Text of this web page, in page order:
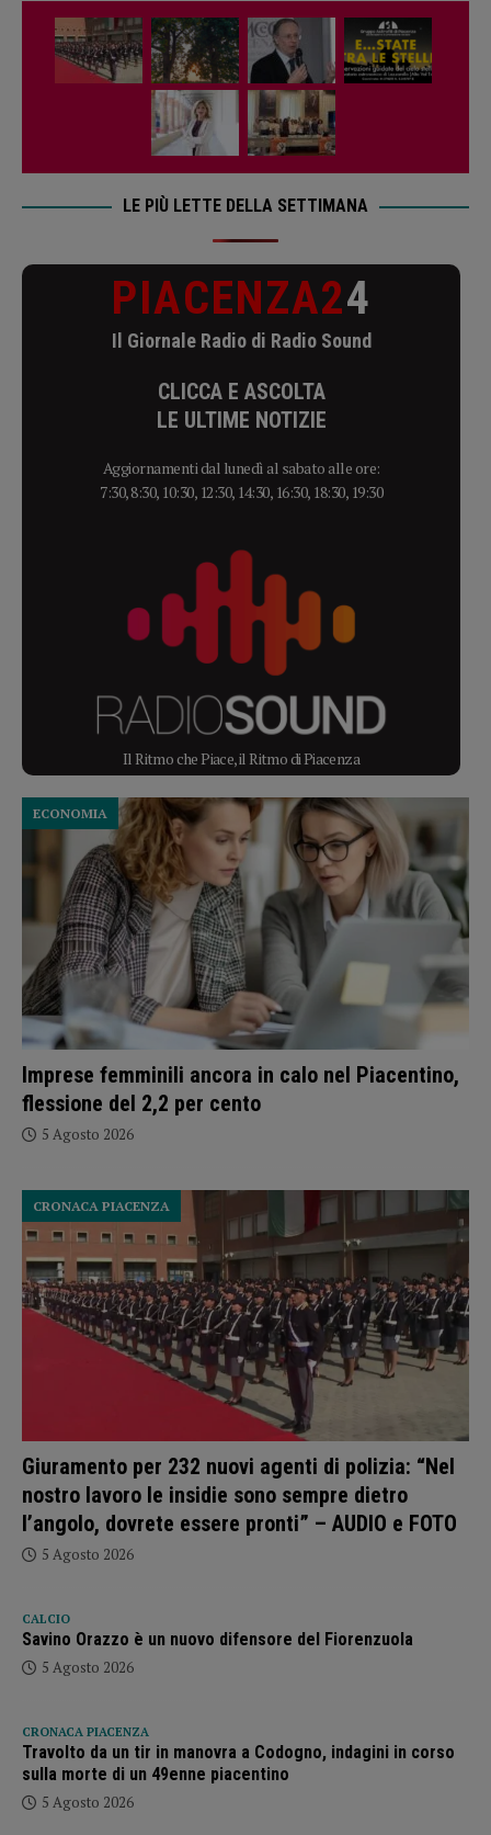
LE PIÙ LETTE DELLA SETTIMANA
PIACENZA24
Il Giornale Radio di Radio Sound
CLICCA E ASCOLTA
LE ULTIME NOTIZIE
Aggiornamenti dal lunedì al sabato alle ore:
7:30, 8:30, 10:30, 12:30, 14:30, 16:30, 18:30, 19:30
Il Ritmo che Piace, il Ritmo di Piacenza
Imprese femminili ancora in calo nel Piacentino,
flessione del 2,2 per cento
ECONOMIA
5 Agosto 2026
Giuramento per 232 nuovi agenti di polizia: “Nel
nostro lavoro le insidie sono sempre dietro
l’angolo, dovrete essere pronti” – AUDIO e FOTO
CRONACA PIACENZA
5 Agosto 2026
CALCIO
Savino Orazzo è un nuovo difensore del Fiorenzuola
5 Agosto 2026
CRONACA PIACENZA
Travolto da un tir in manovra a Codogno, indagini in corso
sulla morte di un 49enne piacentino
5 Agosto 2026